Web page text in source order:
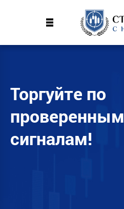
Торгуйте по
проверенным
сигналам!